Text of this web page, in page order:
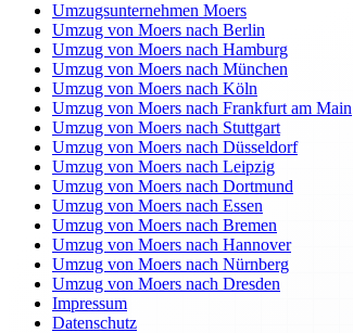
Umzugsunternehmen Moers
Umzug von Moers nach Berlin
Umzug von Moers nach Hamburg
Umzug von Moers nach München
Umzug von Moers nach Köln
Umzug von Moers nach Frankfurt am Main
Umzug von Moers nach Stuttgart
Umzug von Moers nach Düsseldorf
Umzug von Moers nach Leipzig
Umzug von Moers nach Dortmund
Umzug von Moers nach Essen
Umzug von Moers nach Bremen
Umzug von Moers nach Hannover
Umzug von Moers nach Nürnberg
Umzug von Moers nach Dresden
Impressum
Datenschutz